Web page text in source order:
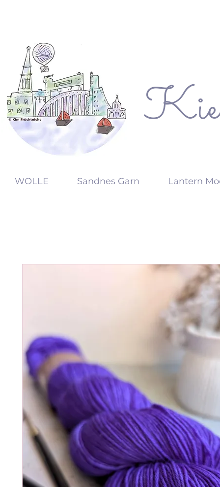
KW
WOLLE Sandnes Garn Lantern